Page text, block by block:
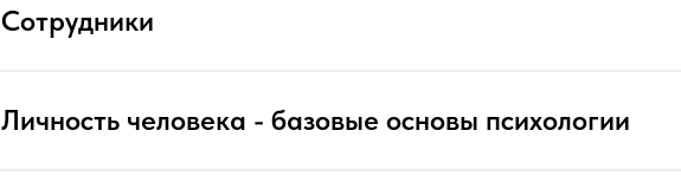
Сотрудники
Личность человека - базовые основы психологии